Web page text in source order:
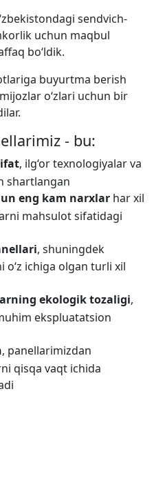
sendvich-
uchun maqbul
bo‘ldik.
buyurtma berish
o‘zlari uchun bir
- bu:
, ilg‘or texnologiyalar va
shartlangan
eng kam narxlar har xil
mahsulot sifatidagi
, shuningdek
o‘z ichiga olgan turli xil
ekologik tozaligi,
ekspluatatsion
, panellarimizdan
qisqa vaqt ichida